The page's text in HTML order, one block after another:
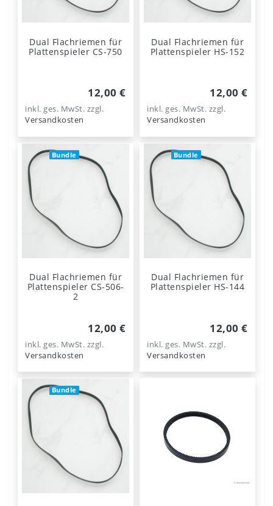
Dual Flachriemen für
Plattenspieler CS-750
12,00 €
inkl. ges. MwSt. zzgl.
Versandkosten
Dual Flachriemen für
Plattenspieler HS-152
12,00 €
inkl. ges. MwSt. zzgl.
Versandkosten
Bundle
Dual Flachriemen für
Plattenspieler CS-506-
2
12,00 €
inkl. ges. MwSt. zzgl.
Versandkosten
Bundle
Dual Flachriemen für
Plattenspieler HS-144
12,00 €
inkl. ges. MwSt. zzgl.
Versandkosten
Bundle